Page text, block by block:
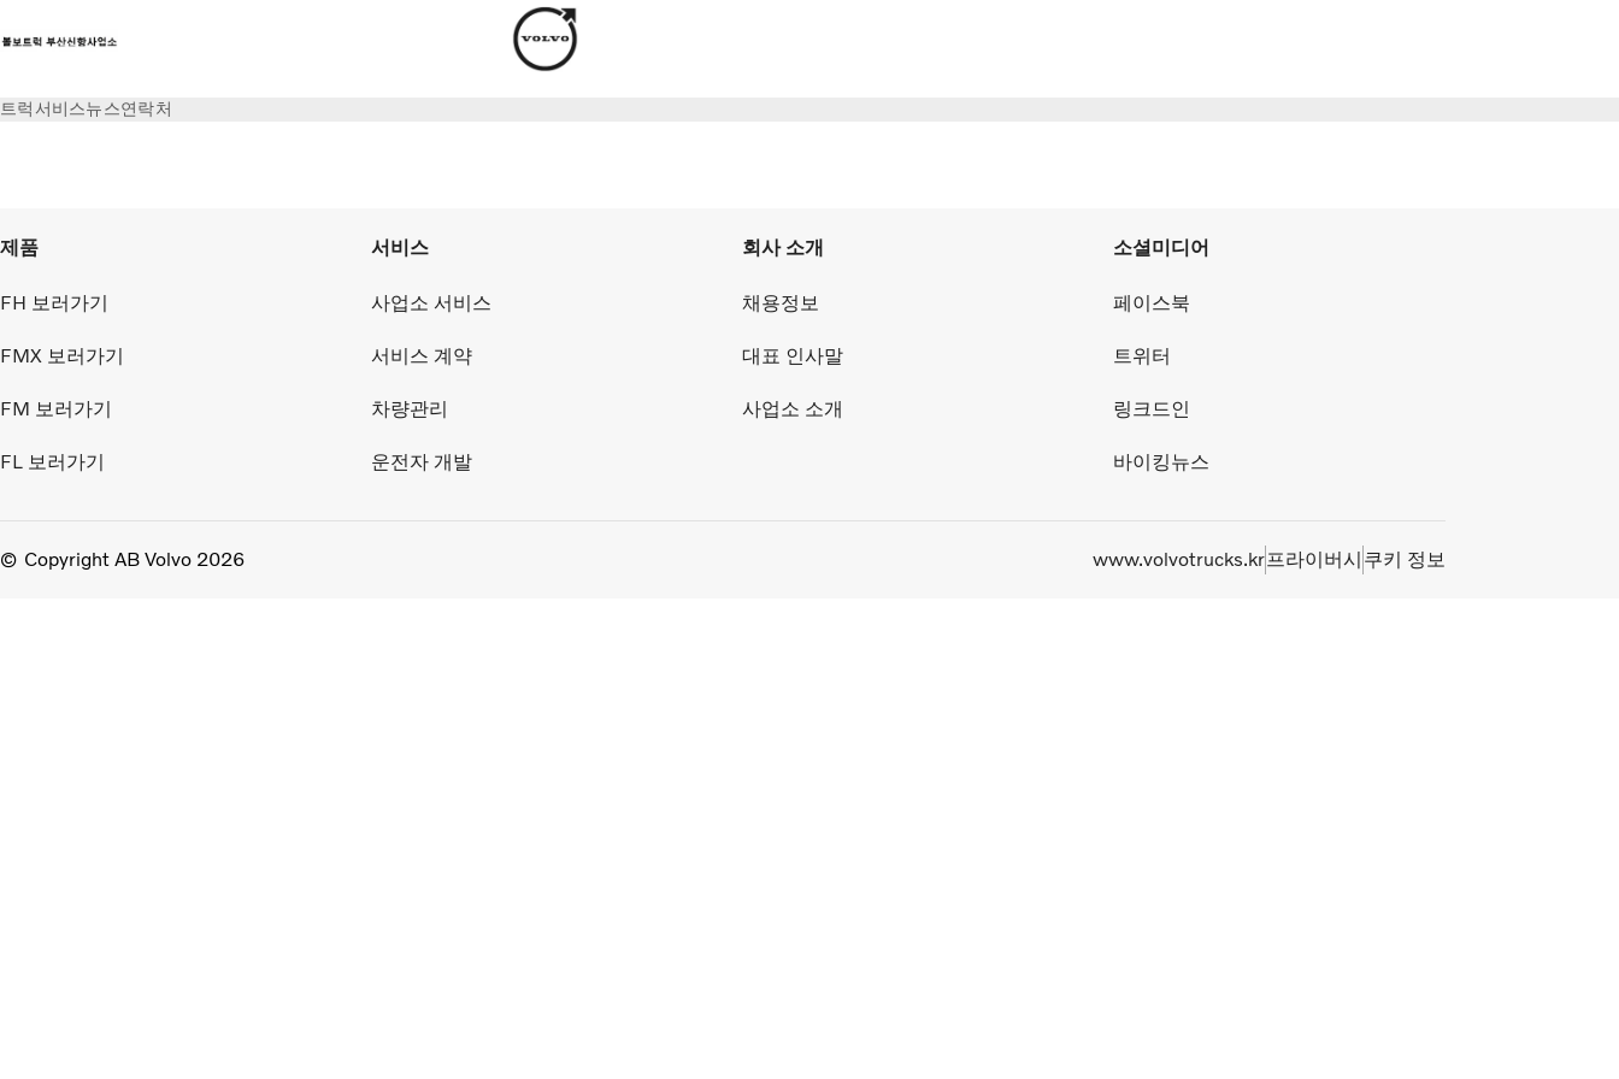
트럭서비스뉴스연락처
제품
FH 보러가기
FMX 보러가기
FM 보러가기
FL 보러가기
서비스
사업소 서비스
서비스 계약
차량관리
운전자 개발
회사 소개
채용정보
대표 인사말
사업소 소개
소셜미디어
페이스북
트위터
링크드인
바이킹뉴스
Copyright AB Volvo 2026 www.volvotrucks.kr프라이버시 쿠키 정보